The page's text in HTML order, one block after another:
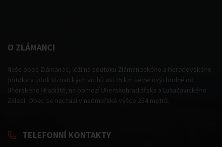
O ZLÁMANCI
Naše obec Zlámanec, leží na soutoku Zlámaneckého a Neradovského
potoka v údolí Vizovických vrchů asi 15 km severovýchodně od
Uherského Hradiště, na pomezí Uherskohradišťska a Luhačovického
Zálesí. Obec se nachází v nadmořské výšce 254 metrů.
TELEFONNÍ KONTAKTY